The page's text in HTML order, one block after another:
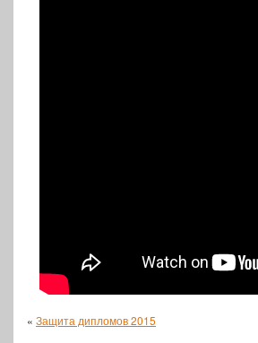
« Защита дипломов 2015